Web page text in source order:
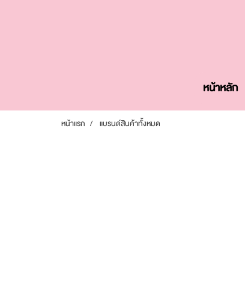
หน้าหลัก
หน้าแรก แบรนด์สินค้าทั้งหมด